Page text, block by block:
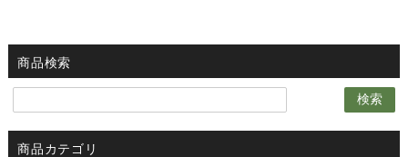
商品検索
検索
商品カテゴリ